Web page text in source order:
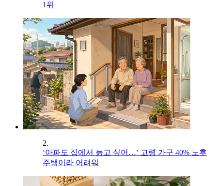
1위
2.
‘아파도 집에서 늙고 싶어…’ 고령 가구 40% 노후
주택이라 어려워